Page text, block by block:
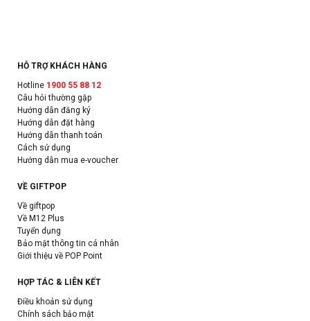
HỖ TRỢ KHÁCH HÀNG
Hotline 1900 55 88 12
Câu hỏi thường gặp
Hướng dẫn đăng ký
Hướng dẫn đặt hàng
Hướng dẫn thanh toán
Cách sử dụng
Hướng dẫn mua e-voucher
VỀ GIFTPOP
Về giftpop
Về M12 Plus
Tuyển dụng
Bảo mật thông tin cá nhân
Giới thiệu về POP Point
HỢP TÁC & LIÊN KẾT
Điều khoản sử dụng
Chính sách bảo mật